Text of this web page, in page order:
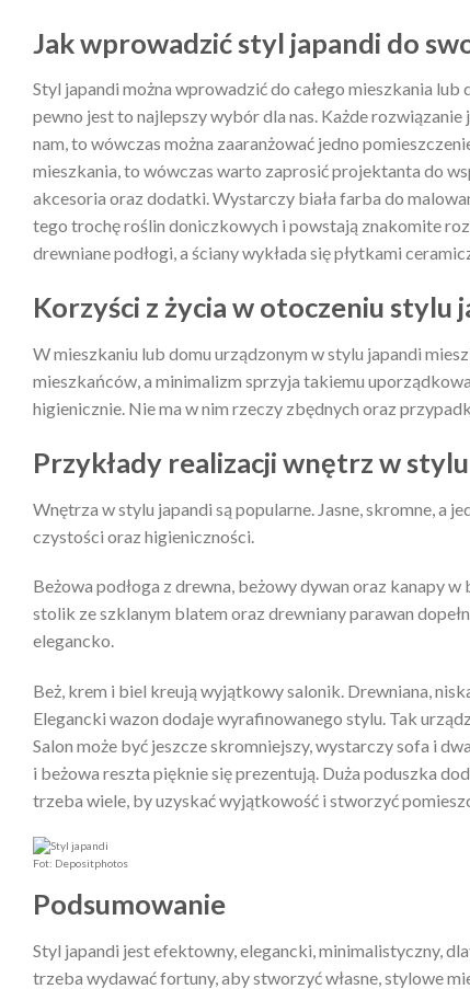
Jak wprowadzić styl japandi do
Styl japandi można wprowadzić do całego mieszkania
pewno jest to najlepszy wybór dla nas. Każde
nam, to wówczas można zaaranżować jedno
mieszkania, to wówczas warto zaprosić projektanta do
akcesoria oraz dodatki. Wystarczy biała farba do
tego trochę roślin doniczkowych i powstają znakomite
drewniane podłogi, a ściany wykłada się płytkami
Korzyści z życia w otoczeniu stylu
W mieszkaniu lub domu urządzonym w stylu japandi
mieszkańców, a minimalizm sprzyja takiemu
higienicznie. Nie ma w nim rzeczy zbędnych oraz
Przykłady realizacji wnętrz w
Wnętrza w stylu japandi są popularne. Jasne, skromne, a
czystości oraz higieniczności.
Beżowa podłoga z drewna, beżowy dywan oraz kanapy
stolik ze szklanym blatem oraz drewniany parawan
elegancko.
Beż, krem i biel kreują wyjątkowy salonik. Drewniana,
Elegancki wazon dodaje wyrafinowanego stylu. Tak
Salon może być jeszcze skromniejszy, wystarczy sofa i
i beżowa reszta pięknie się prezentują. Duża poduszka
trzeba wiele, by uzyskać wyjątkowość i stworzyć
Fot: Depositphotos
Podsumowanie
Styl japandi jest efektowny, elegancki, minimalistyczny,
trzeba wydawać fortuny, aby stworzyć własne, stylowe